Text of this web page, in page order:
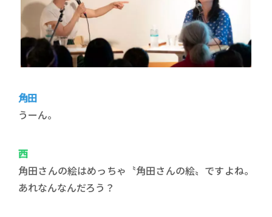
角田
うーん。
西
角田さんの絵はめっちゃ〝角田さんの絵〟ですよね。
あれなんなんだろう？